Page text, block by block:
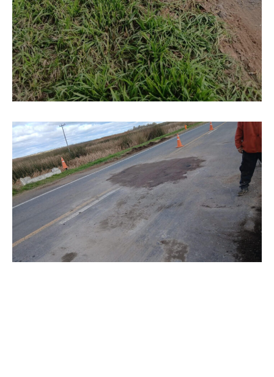
Suscribirme gratis
Dirección de correo electrónico*
Nombre
Apellidos
Número de teléfono